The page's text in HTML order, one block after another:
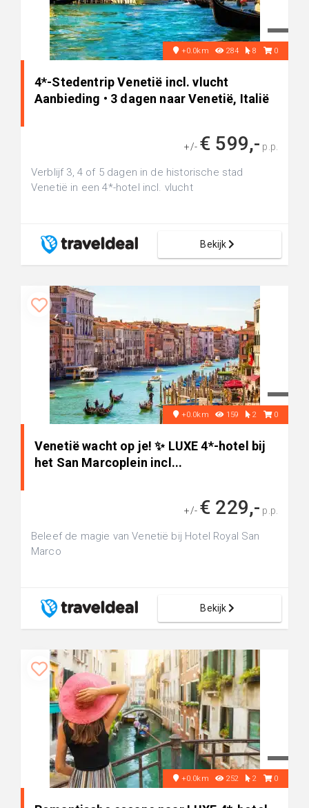
+0.0km 284 8 0
4*-Stedentrip Venetië incl. vlucht
Aanbieding • 3 dagen naar Venetië, Italië
+/- € 599,- p.p.
Verblijf 3, 4 of 5 dagen in de historische stad
Venetië in een 4*-hotel incl. vlucht
Bekijk
+0.0km 159 2 0
Venetië wacht op je! ✨ LUXE 4*-hotel bij
het San Marcoplein incl...
+/- € 229,- p.p.
Beleef de magie van Venetië bij Hotel Royal San
Marco
Bekijk
+0.0km 252 2 0